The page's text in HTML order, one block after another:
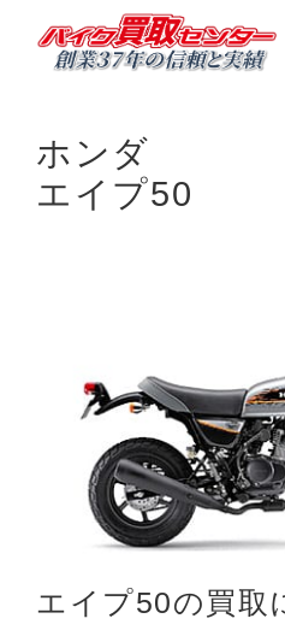
ホンダ
エイプ50
エイプ50の買取